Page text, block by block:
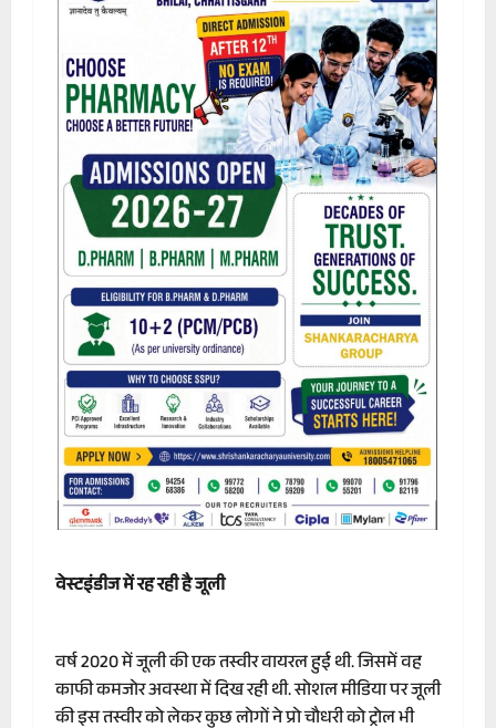
वेस्टइंडीज में रह रही है जूली
वर्ष 2020 में जूली की एक तस्वीर वायरल हुई थी. जिसमें वह
काफी कमजोर अवस्था में दिख रही थी. सोशल मीडिया पर जूली
की इस तस्वीर को लेकर कुछ लोगों ने प्रो चौधरी को ट्रोल भी